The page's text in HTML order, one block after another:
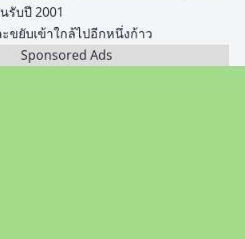
รับปี 2001
ขยับเข้าใกล้ไปอีกหนึ่งก้าว
Sponsored Ads